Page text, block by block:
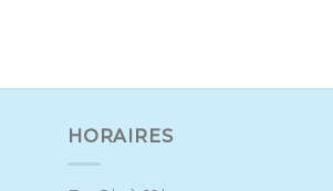
HORAIRES